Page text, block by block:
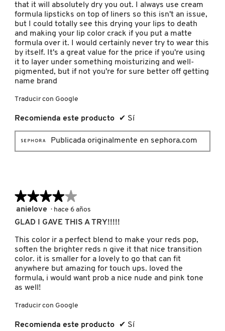
RABANNE
RARE BEAUTY
REDKEN
SEPHORA COLLECTION
SHARK
SHISEIDO
SKIN 1004
SMASHBOX
that it will absolutely dry you out. I always use cream
formula lipsticks on top of liners so this isn't an issue,
but I could totally see this drying your lips to death
and making your lip color crack if you put a matte
formula over it. I would certainly never try to wear this
by itself. It's a great value for the price if you're using
it to layer under something moisturizing and well-
pigmented, but if not you're for sure better off getting
name brand
Traducir con Google
Recomienda este producto ✔ Sí
Publicada originalmente en sephora.com
★★★★★
★★★★★
4
de
estrellas.
anielove · hace 6 años
GLAD I GAVE THIS A TRY!!!!!
This color ir a perfect blend to make your reds pop,
soften the brighter reds n give it that nice transition
color. it is smaller for a lovely to go that can fit
anywhere but amazing for touch ups. loved the
formula, i would want prob a nice nude and pink tone
as well!
Traducir con Google
Recomienda este producto ✔ Sí